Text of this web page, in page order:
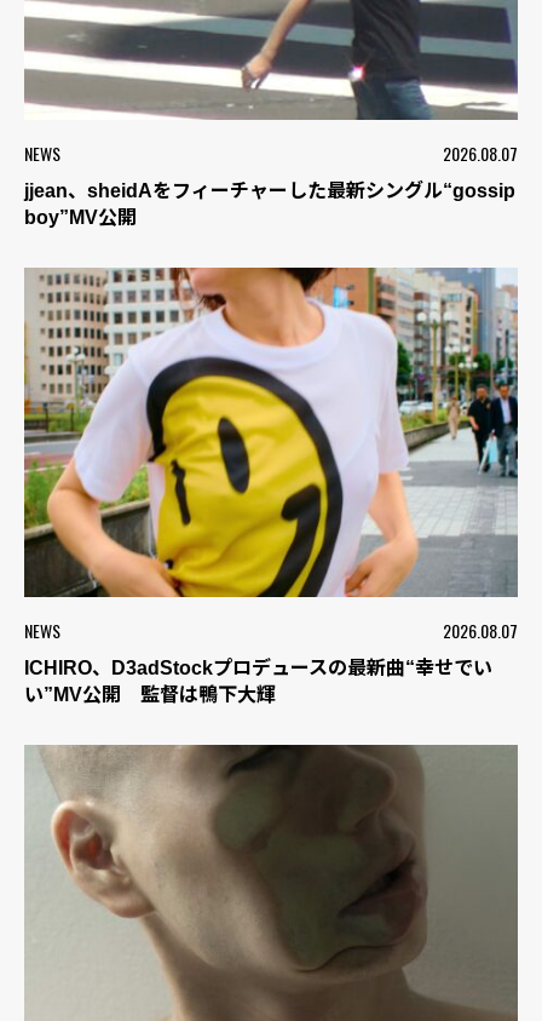
NEWS 2026.08.07
jjean、sheidAをフィーチャーした最新シングル“gossip
boy”MV公開
NEWS 2026.08.07
ICHIRO、D3adStockプロデュースの最新曲“幸せでい
い”MV公開 監督は鴨下大輝